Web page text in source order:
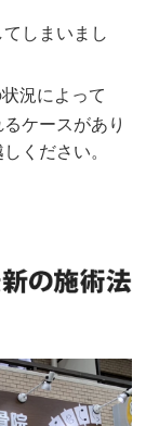
しまいまし
況によって
ケースがあり
ください。